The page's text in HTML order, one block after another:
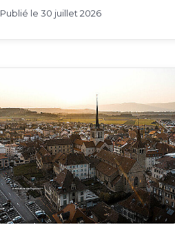
Publié le 30 juillet 2026